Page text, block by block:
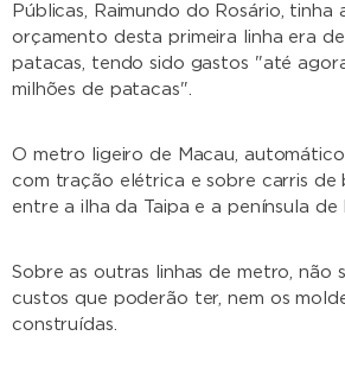
Públicas, Raimundo do Rosário, tinha
orçamento desta primeira linha era de
patacas, tendo sido gastos "até
milhões de patacas".
O metro ligeiro de Macau,
com tração elétrica e sobre carris de
entre a ilha da Taipa e a península de
Sobre as outras linhas de metro, não
custos que poderão ter, nem os
construídas.